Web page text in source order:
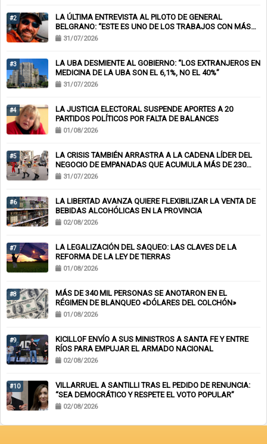
#2
LA ÚLTIMA ENTREVISTA AL PILOTO DE GENERAL
BELGRANO: “ESTE ES UNO DE LOS TRABAJOS CON MÁS
RIESGO”
31/07/2026
#3
LA UBA DESMIENTE AL GOBIERNO: “LOS EXTRANJEROS EN
MEDICINA DE LA UBA SON EL 6,1%, NO EL 40%”
31/07/2026
#4
LA JUSTICIA ELECTORAL SUSPENDE APORTES A 20
PARTIDOS POLÍTICOS POR FALTA DE BALANCES
01/08/2026
#5
LA CRISIS TAMBIÉN ARRASTRA A LA CADENA LÍDER DEL
NEGOCIO DE EMPANADAS QUE ACUMULA MÁS DE 230
CHEQUES RECHAZADOS Y PONE EN RIESGO CIENTOS DE
31/07/2026
#6
LA LIBERTAD AVANZA QUIERE FLEXIBILIZAR LA VENTA DE
BEBIDAS ALCOHÓLICAS EN LA PROVINCIA
02/08/2026
#7
LA LEGALIZACIÓN DEL SAQUEO: LAS CLAVES DE LA
REFORMA DE LA LEY DE TIERRAS
01/08/2026
#8
MÁS DE 340 MIL PERSONAS SE ANOTARON EN EL
RÉGIMEN DE BLANQUEO «DÓLARES DEL COLCHÓN»
01/08/2026
#9
KICILLOF ENVÍO A SUS MINISTROS A SANTA FE Y ENTRE
RÍOS PARA EMPUJAR EL ARMADO NACIONAL
02/08/2026
#10
VILLARRUEL A SANTILLI TRAS EL PEDIDO DE RENUNCIA:
“SEA DEMOCRÁTICO Y RESPETE EL VOTO POPULAR”
02/08/2026